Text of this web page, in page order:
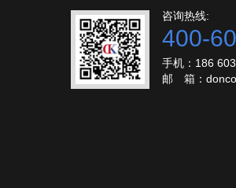
咨询热线:
400-
手机：186
邮 箱：